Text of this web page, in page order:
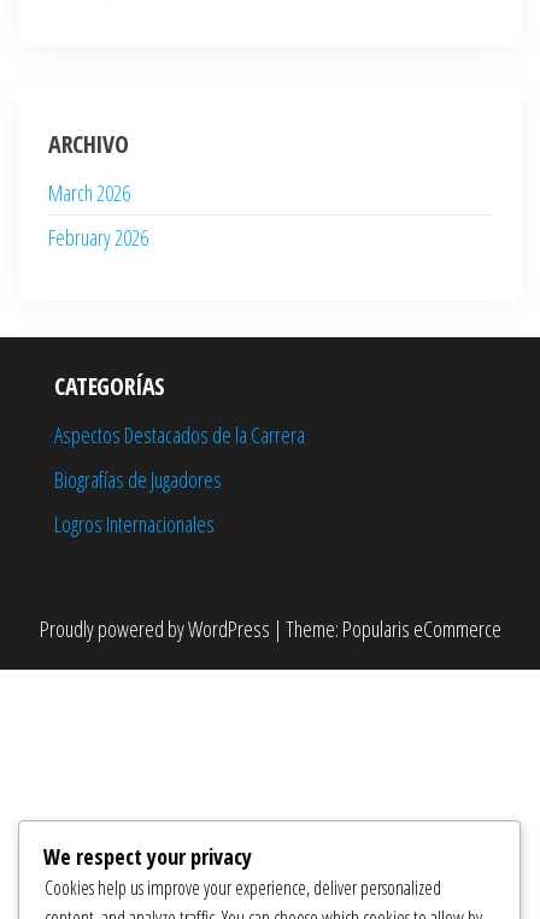
ARCHIVO
March 2026
February 2026
CATEGORÍAS
Aspectos Destacados de la Carrera
Biografías de Jugadores
Logros Internacionales
Proudly powered byWordPress | Theme: Popularis eCommerce
We respect your privacy
Cookies help us improve your experience, deliver personalized